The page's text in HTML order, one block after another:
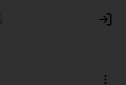
Login